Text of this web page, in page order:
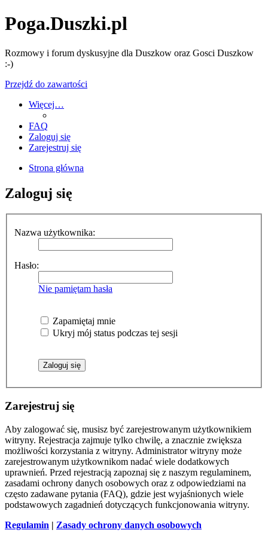
Poga.Duszki.pl
Rozmowy i forum dyskusyjne dla Duszkow oraz Gosci Duszkow
:-)
Przejdź do zawartości
Więcej…
FAQ
Zaloguj się
Zarejestruj się
Strona główna
Zaloguj się
Nazwa użytkownika:
Hasło:
Nie pamiętam hasła
Zapamiętaj mnie
Ukryj mój status podczas tej sesji
Zarejestruj się
Aby zalogować się, musisz być zarejestrowanym użytkownikiem
witryny. Rejestracja zajmuje tylko chwilę, a znacznie zwiększa
możliwości korzystania z witryny. Administrator witryny może
zarejestrowanym użytkownikom nadać wiele dodatkowych
uprawnień. Przed rejestracją zapoznaj się z naszym regulaminem,
zasadami ochrony danych osobowych oraz z odpowiedziami na
często zadawane pytania (FAQ), gdzie jest wyjaśnionych wiele
podstawowych zagadnień dotyczących funkcjonowania witryny.
Regulamin | Zasady ochrony danych osobowych